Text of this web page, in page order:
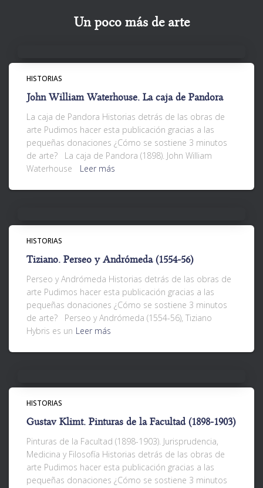
Un poco más de arte
HISTORIAS
John William Waterhouse. La caja de Pandora
La caja de Pandora Historias detrás de las obras de
arte Pudimos hacer esta publicación gracias a las
pequeñas donaciones ¿Cómo se sostiene 3 minutos
de arte? La caja de Pandora (1898). John William
Waterhouse
Leer más
HISTORIAS
Tiziano. Perseo y Andrómeda (1554-56)
Perseo y Andrómeda Historias detrás de las obras de
arte Pudimos hacer esta publicación gracias a las
pequeñas donaciones ¿Cómo se sostiene 3 minutos
de arte? Perseo y Andrómeda (1554-56), Tiziano
Hybris es un Leer más
HISTORIAS
Gustav Klimt. Pinturas de la Facultad (1898-1903)
Pinturas de la Facultad (1898-1903). Jurisprudencia,
Medicina y Filosofía Historias detrás de las obras de
arte Pudimos hacer esta publicación gracias a las
pequeñas donaciones ¿Cómo se sostiene 3 minutos